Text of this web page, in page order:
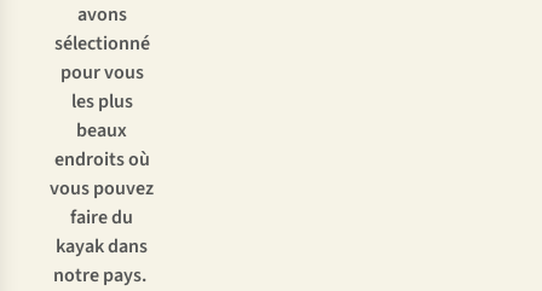
avons
sélectionné
pour vous
les plus
beaux
endroits où
vous pouvez
faire du
kayak dans
notre pays.